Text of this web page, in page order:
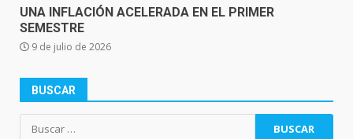
UNA INFLACIÓN ACELERADA EN EL PRIMER
SEMESTRE
9 de julio de 2026
BUSCAR
Buscar: